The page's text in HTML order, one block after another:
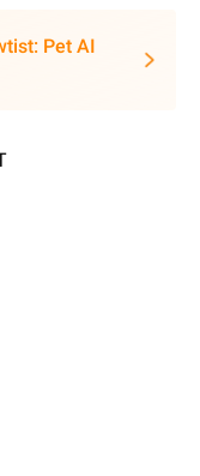
Pet AI